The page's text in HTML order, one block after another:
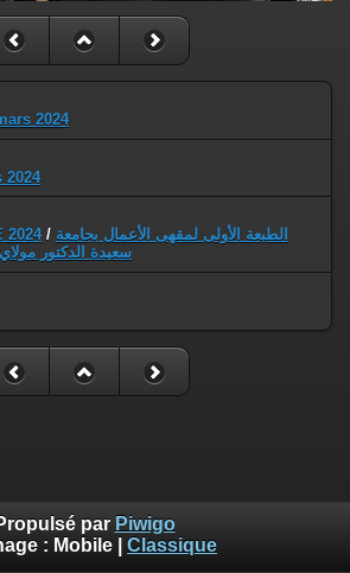
2024
2024
2024/ الطبعة الأولى لمقهى الأعمال بجامعة
سعيدة الدكتور
par Piwigo
: Mobile Classique